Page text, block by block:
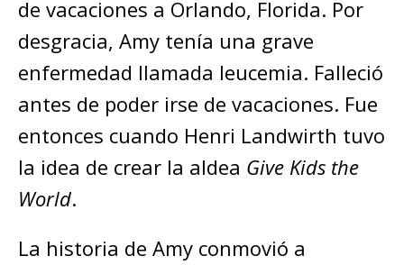
de vacaciones a Orlando, Florida. Por
desgracia, Amy tenía una grave
enfermedad llamada leucemia. Falleció
antes de poder irse de vacaciones. Fue
entonces cuando Henri Landwirth tuvo
la idea de crear la aldea Give Kids the
World.
La historia de Amy conmovió a